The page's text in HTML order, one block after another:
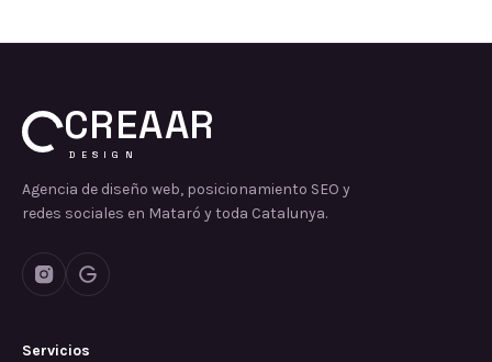
CREAAR
DESIGN
Agencia de diseño web, posicionamiento SEO y
redes sociales en Mataró y toda Catalunya.
Servicios